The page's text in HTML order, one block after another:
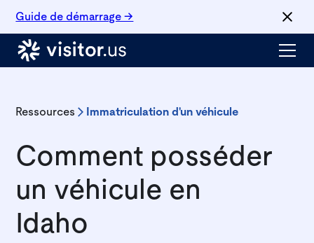
Guide de démarrage →
Ressources Immatriculation d'un véhicule
Comment posséder
un véhicule en
Idaho